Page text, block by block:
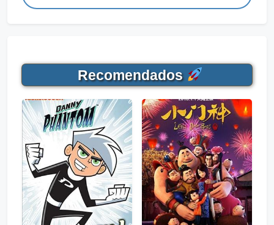
Recomendados